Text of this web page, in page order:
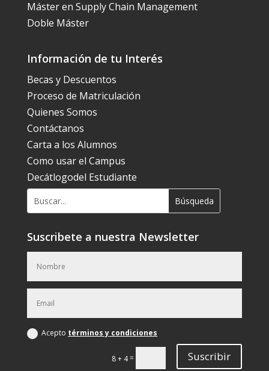
Máster en Supply Chain Management
Doble Máster
Información de tu Interés
Becas y Descuentos
Proceso de Matriculación
Quienes Somos
Contáctanos
Carta a los Alumnos
Como usar el Campus
Decátlogodel Estudiante
Suscribete a nuestra Newsletter
Acepto términos y condiciones
8 + 4= Suscribir